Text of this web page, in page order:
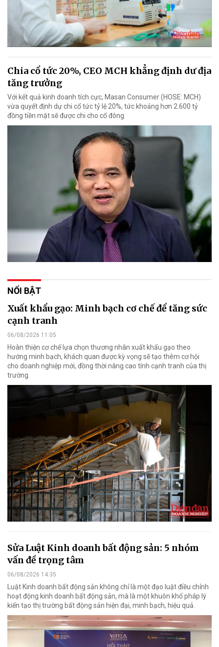
Chia cổ tức 20%, CEO MCH khẳng định dư địa
tăng trưởng
Với kết quả kinh doanh tích cực, Masan Consumer (HOSE: MCH)
vừa quyết định dự chi cổ tức tỷ lệ 20%, tức khoảng hơn 2.600 tỷ
đồng tiền mặt sẽ được chi cho cổ đông.
NỔI BẬT
Xuất khẩu gạo: Minh bạch cơ chế để tăng sức
cạnh tranh
06/08/2026 11:05
Hoàn thiện cơ chế lựa chọn thương nhân xuất khẩu gạo theo
hướng minh bạch, khách quan được kỳ vọng sẽ tạo thêm cơ hội
cho doanh nghiệp mới, đồng thời nâng cao tính cạnh tranh của thị
trường.
Sửa Luật Kinh doanh bất động sản: 5 nhóm
vấn đề trọng tâm
06/08/2026 14:35
Luật Kinh doanh bất động sản không chỉ là một đạo luật điều chỉnh
hoạt động kinh doanh bất động sản, mà là một khuôn khổ pháp lý
kiến tạo thị trường bất động sản hiện đại, minh bạch, hiệu quả.